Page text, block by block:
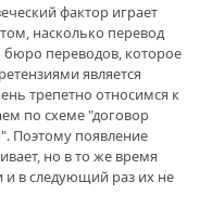
фактор играет
насколько перевод
переводов, которое
является
трепетно относимся к
по схеме "договор
Поэтому появление
но в то же время
в следующий раз их не